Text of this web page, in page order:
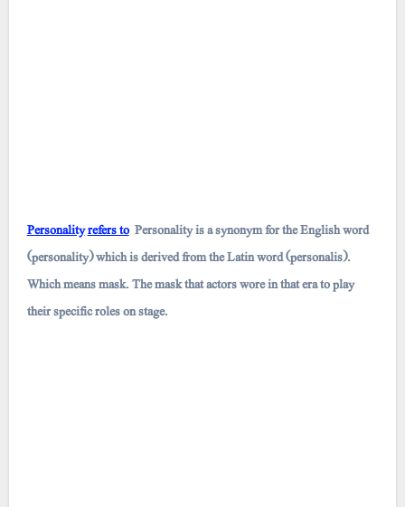
Personalityrefers toPersonality is a synonym for the English word
(personality) which is derived from the Latin word (personalis).
Which means mask. The mask that actors wore in that era to play
their specific roles on stage.